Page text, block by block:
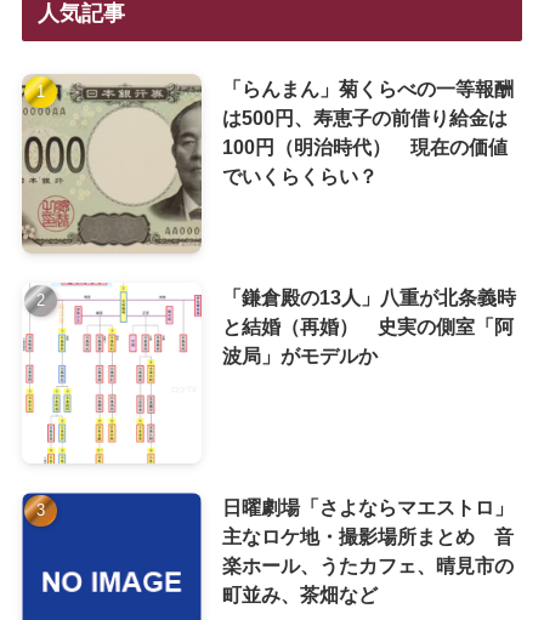
人気記事
「らんまん」菊くらべの一等報酬
は500円、寿恵子の前借り給金は
100円（明治時代） 現在の価値
でいくらくらい？
「鎌倉殿の13人」八重が北条義時
と結婚（再婚） 史実の側室「阿
波局」がモデルか
日曜劇場「さよならマエストロ」
主なロケ地・撮影場所まとめ 音
楽ホール、うたカフェ、晴見市の
町並み、茶畑など